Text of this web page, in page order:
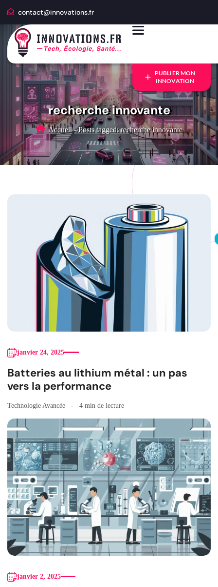
contact@innovations.fr
PUBLIER MON
INNOVATION
recherche innovante
Accueil - Posts tagged: recherche innovante
janvier 24, 2025
Batteries au lithium métal : un pas
vers la performance
Technologie Avancée 4 min de lecture
janvier 2, 2025